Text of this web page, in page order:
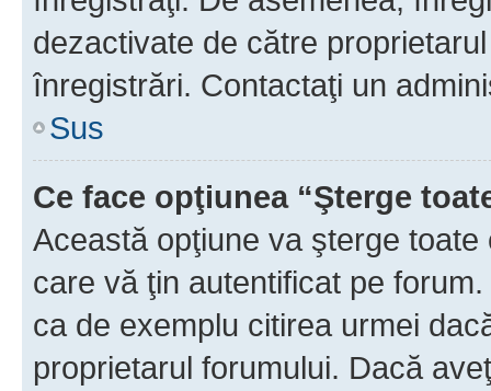
dezactivate de către
înregistrări. Contactaţi un
Sus
Ce face opţiunea “Şterge
Această opţiune va şterge
care vă ţin autentificat pe
ca de exemplu citirea urmei
proprietarul forumului. Dacă